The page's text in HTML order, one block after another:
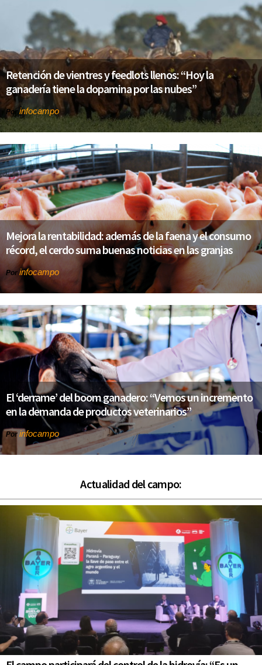
Retención de vientres y feedlots llenos: “Hoy la
ganadería tiene la dopamina por las nubes”
Porinfocampo
Mejora la rentabilidad: además de la faena y el consumo
récord, el cerdo suma buenas noticias en las granjas
Por infocampo
El ‘derrame’ del boom ganadero: “Vemos un incremento
en la demanda de productos veterinarios”
Por infocampo
Actualidad del campo: